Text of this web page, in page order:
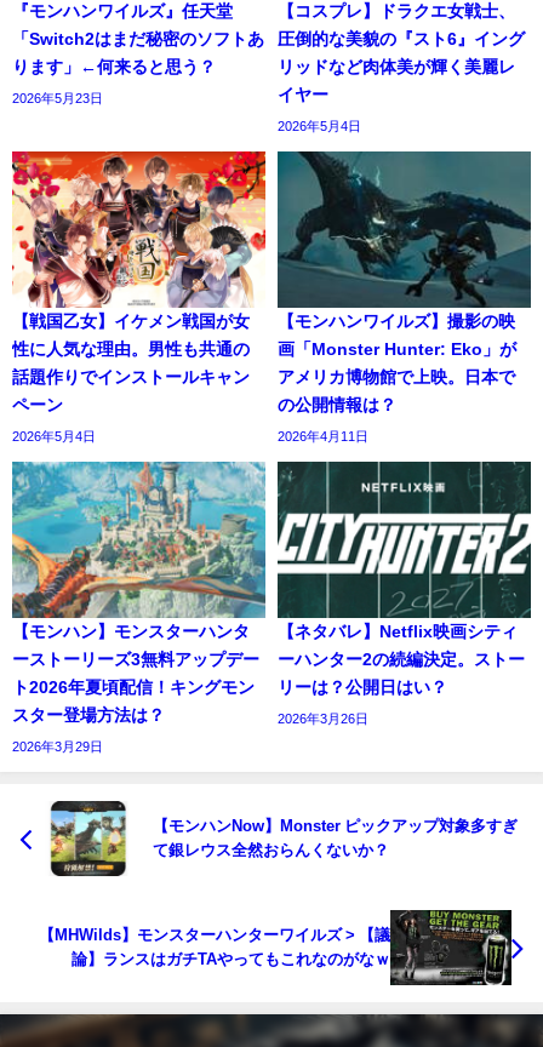
『モンハンワイルズ』任天堂
「Switch2はまだ秘密のソフトあ
ります」←何来ると思う？
2026年5月23日
【コスプレ】ドラクエ女戦士、
圧倒的な美貌の『スト6』イング
リッドなど肉体美が輝く美麗レ
イヤー
2026年5月4日
【戦国乙女】イケメン戦国が女
性に人気な理由。男性も共通の
話題作りでインストールキャン
ペーン
2026年5月4日
【モンハンワイルズ】撮影の映
画「Monster Hunter: Eko」が
アメリカ博物館で上映。日本で
の公開情報は？
2026年4月11日
【モンハン】モンスターハンタ
ーストーリーズ3無料アップデー
ト2026年夏頃配信！キングモン
スター登場方法は？
2026年3月29日
【ネタバレ】Netflix映画シティ
ーハンター2の続編決定。ストー
リーは？公開日はい？
2026年3月26日
【モンハンNow】Monster ピックアップ対象多すぎ
て銀レウス全然おらんくないか？
【MHWilds】モンスターハンターワイルズ > 【議
論】ランスはガチTAやってもこれなのがなｗ